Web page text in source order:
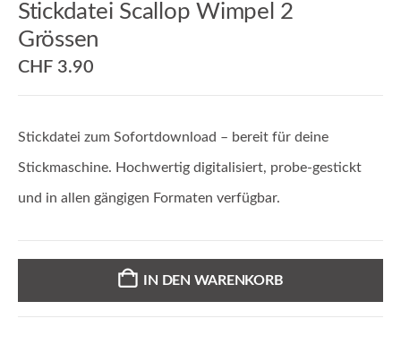
Stickdatei Scallop Wimpel 2
Grössen
CHF 3.90
Stickdatei zum Sofortdownload – bereit für deine
Stickmaschine. Hochwertig digitalisiert, probe-gestickt
und in allen gängigen Formaten verfügbar.
IN DEN WARENKORB